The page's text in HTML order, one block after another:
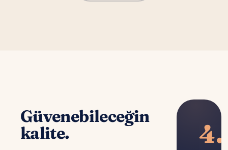
Güvenebileceğin
kalite.